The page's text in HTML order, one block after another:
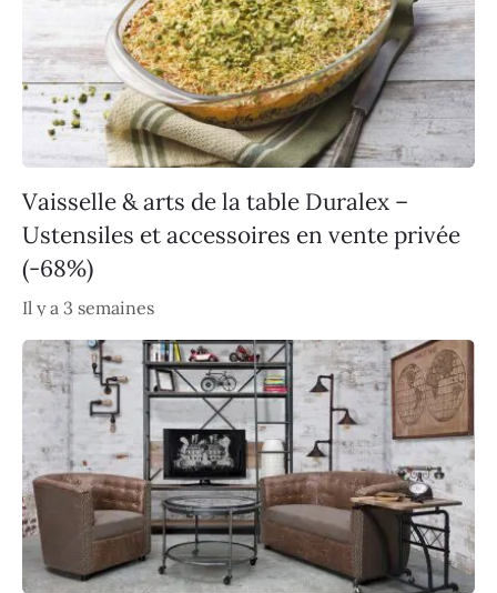
Vaisselle & arts de la table Duralex –
Ustensiles et accessoires en vente privée
(-68%)
Il y a 3 semaines